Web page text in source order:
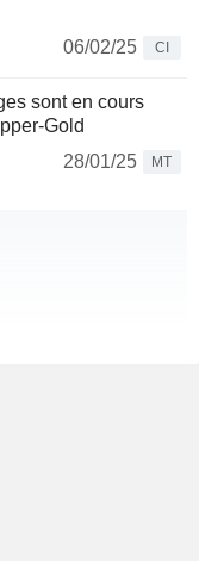
06/02/25
CI
sont en cours
Gold
28/01/25
MT